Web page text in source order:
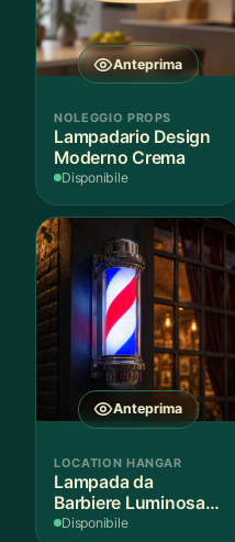
Anteprima
NOLEGGIO PROPS
Lampadario Design
Moderno Crema
Disponibile
Anteprima
LOCATION HANGAR
Lampada da
Barbiere Luminosa
Rotante
Disponibile